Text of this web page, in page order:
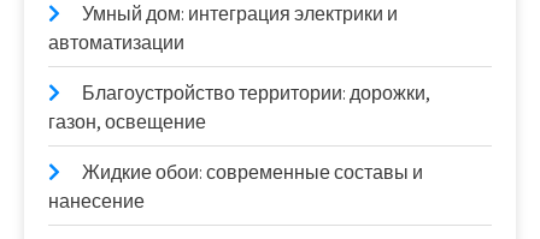
Умный дом: интеграция электрики и
автоматизации
Благоустройство территории: дорожки,
газон, освещение
Жидкие обои: современные составы и
нанесение